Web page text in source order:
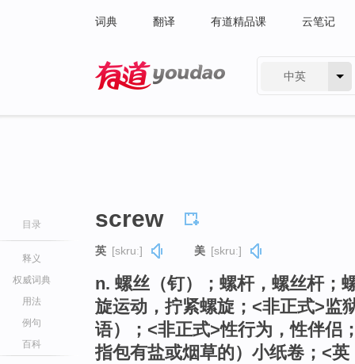
词典 翻译 有道精品课 云笔记
中英
目录
释义
权威词典
用法
例句
百科
screw
英 [skruː] 美 [skruː]
n. 螺丝（钉）；螺杆，螺丝杆；
旋运动，拧紧螺旋；<非正式>监
语）；<非正式>性行为，性伴侣
指包有盐或烟草的）小纸卷；<